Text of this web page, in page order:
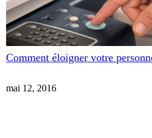
Comment éloigner votre
mai 12, 2016